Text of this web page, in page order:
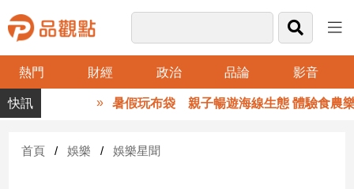
熱門 財經 政治 品論 影音
品
觀
財
暑假玩布袋 親子暢遊海線生態 體驗食農樂趣
首頁 娛樂 娛樂星聞